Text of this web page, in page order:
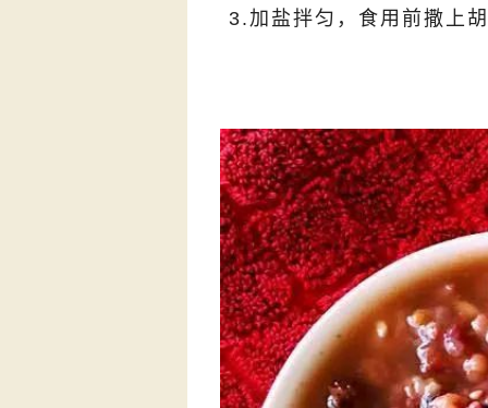
3.加盐拌匀，食用前撒上